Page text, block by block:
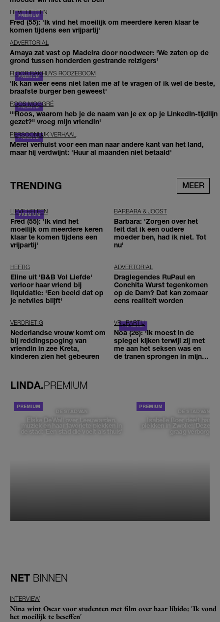
LIEVE HELEEN
Fred (55): 'Ik vind het moeilijk om meerdere keren klaar te
komen tijdens een vrijpartij'
ADVERTORIAL
Amaya zat vast op Madeira door noodweer: 'We zaten op de
grond tussen honderden gestrande reizigers'
FLOOR BAKHUYS ROOZEBOOM
'Ik kan weer eens niet laten me af te vragen of ik wel de beste,
braafste burger ben geweest'
ROOS MOGGRÉ
'"Roos, waarom heb je de naam van je ex op je LinkedIn-tijdlijn
gezet?" vroeg mijn vriendin'
PERSOONLIJK VERHAAL
Merel verhuist voor een man naar andere kant van het land,
maar hij verdwijnt: 'Huur al maanden niet betaald'
TRENDING MEER
LIEVE HELEEN
Fred (55): 'Ik vind het
moeilijk om meerdere keren
klaar te komen tijdens een
vrijpartij'
BARBARA & JOOST
Barbara: 'Zorgen over het
feit dat ik een oudere
moeder ben, had ik niet. Tot
nu'
HEFTIG
Eline uit 'B&B Vol Liefde'
verloor haar vriend bij
liquidatie: 'Een beeld dat op
je netvlies blijft'
ADVERTORIAL
Draglegendes RuPaul en
Conchita Wurst tegenkomen
op de Dam? Dat kan zomaar
eens realiteit worden
VERDRIETIG
Nederlandse vrouw komt om
bij reddingspoging van
vriendin in zee Kreta,
kinderen zien het gebeuren
VRIJPARTIJ
Noa (26): 'Ik moest in de
spiegel kijken terwijl zij met
me aan het seksen was en
de tranen sprongen in mijn
LINDA.PREMIUM
DE STAD VAN
Elske DeWall over Leeuwarden,
muziek en haar favoriete plekken in
de stad: 'Een stad die voelt als thuis'
DE STAD VAN
Isabelle Boer deelt haar
plekken in Zwolle: 'Deze
graag verborgen'
NET BINNEN
INTERVIEW
Nina wint Oscar voor studenten met film over haar libido: 'Ik vond
het moeilijk te beseffen'